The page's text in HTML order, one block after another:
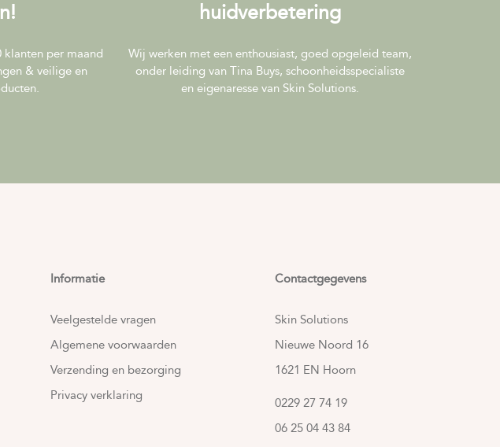
klanten per maand
& veilige en
huidverbetering
Wij werken met een enthousiast, goed opgeleid team,
onder leiding van Tina Buys, schoonheidsspecialiste
en eigenaresse van Skin Solutions.
Informatie
Veelgestelde vragen
Algemene voorwaarden
Verzending en bezorging
Privacy verklaring
Contactgegevens
Skin Solutions
Nieuwe Noord 16
1621 EN Hoorn
0229 27 74 19
06 25 04 43 84